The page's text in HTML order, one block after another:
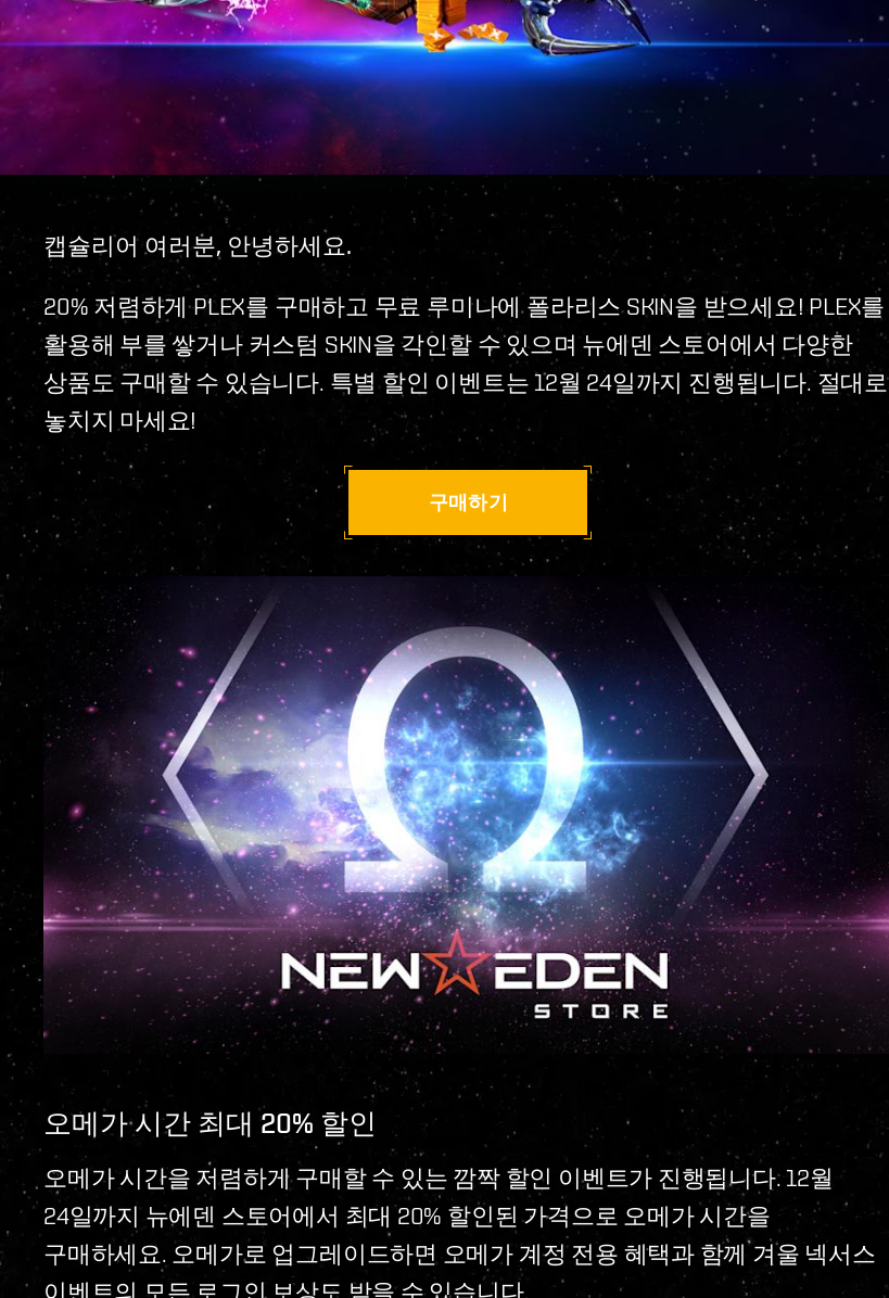
캡슐리어 여러분, 안녕하세요.
20% 저렴하게 PLEX를 구매하고 무료 루미나에 폴라리스 SKIN을 받으세요! PLEX를
활용해 부를 쌓거나 커스텀 SKIN을 각인할 수 있으며 뉴에덴 스토어에서 다양한
상품도 구매할 수 있습니다. 특별 할인 이벤트는 12월 24일까지 진행됩니다. 절대로
놓치지 마세요!
구매하기
오메가 시간 최대 20% 할인
오메가 시간을 저렴하게 구매할 수 있는 깜짝 할인 이벤트가 진행됩니다. 12월
24일까지 뉴에덴 스토어에서 최대 20% 할인된 가격으로 오메가 시간을
구매하세요. 오메가로 업그레이드하면 오메가 계정 전용 혜택과 함께 겨울 넥서스
이벤트의 모든 로그인 보상도 받을 수 있습니다.